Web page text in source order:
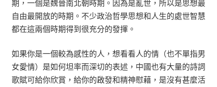
期，一個是魏晉南北朝時期。因為是亂世，所以是思想最
自由最開放的時期。不少政治哲學思想和人生的處世智慧
都在這兩個時期得到很充分的發揮。
如果你是一個較為感性的人，想看看人的情（也不單指男
女愛情）是如何坦率而深切的表述，中國也有大量的詩詞
歌賦可給你欣賞，給你的啟發和精神慰藉，是沒有甚麼活